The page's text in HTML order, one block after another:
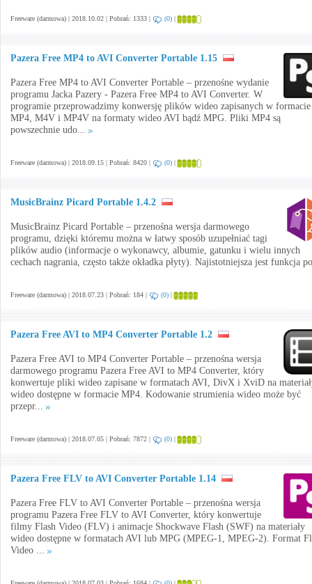
Freeware (darmowa) | 2018.10.02 | Pobrań: 1333 | (0) |
Pazera Free MP4 to AVI Converter Portable 1.15
Pazera Free MP4 to AVI Converter Portable – przenośne wydanie
programu Jacka Pazery - Pazera Free MP4 to AVI Converter. W
programie przeprowadzimy konwersję plików wideo zapisanych w formacie
MP4, M4V i MP4V na formaty wideo AVI bądź MPG. Pliki MP4 są
powszechnie udo...
Freeware (darmowa) | 2018.09.15 | Pobrań: 8420 | (0) |
MusicBrainz Picard Portable 1.4.2
MusicBrainz Picard Portable – przenośna wersja darmowego
programu, dzięki któremu można w łatwy sposób uzupełniać tagi
plików audio (informacje o wykonawcy, albumie, gatunku i wielu innych
cechach nagrania, często także okładka płyty). Najistotniejsza jest funkcja
Freeware (darmowa) | 2018.07.23 | Pobrań: 184 | (0) |
Pazera Free AVI to MP4 Converter Portable 1.2
Pazera Free AVI to MP4 Converter Portable – przenośna wersja
darmowego programu Pazera Free AVI to MP4 Converter, który
konwertuje pliki wideo zapisane w formatach AVI, DivX i XviD na
wideo dostępne w formacie MP4. Kodowanie strumienia wideo może być
przepr...
Freeware (darmowa) | 2018.07.05 | Pobrań: 7872 | (0) |
Pazera Free FLV to AVI Converter Portable 1.14
Pazera Free FLV to AVI Converter Portable – przenośna wersja
programu Pazera Free FLV to AVI Converter, który konwertuje
filmy Flash Video (FLV) i animacje Shockwave Flash (SWF) na materiały
wideo dostępne w formatach AVI lub MPG (MPEG-1, MPEG-2). Format
Video ...